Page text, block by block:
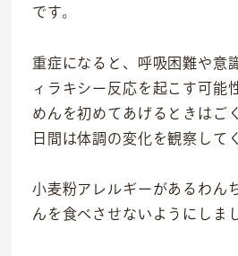
です。
重症になると、呼吸困難や意
ィラキシー反応を起こす可能
めんを初めてあげるときはご
日間は体調の変化を観察して
小麦粉アレルギーがあるわん
んを食べさせないようにしま